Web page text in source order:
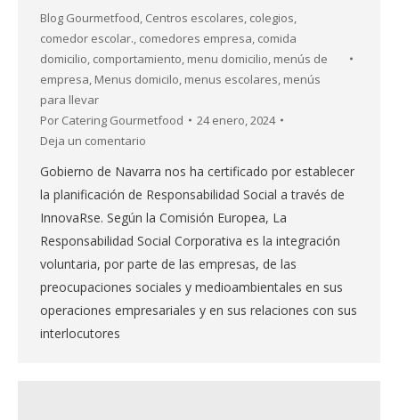
Blog Gourmetfood, Centros escolares, colegios,
comedor escolar., comedores empresa, comida
domicilio, comportamiento, menu domicilio, menús de
empresa, Menus domicilo, menus escolares, menús
para llevar
Por Catering Gourmetfood
24 enero, 2024
Deja un comentario
Gobierno de Navarra nos ha certificado por establecer
la planificación de Responsabilidad Social a través de
InnovaRse. Según la Comisión Europea, La
Responsabilidad Social Corporativa es la integración
voluntaria, por parte de las empresas, de las
preocupaciones sociales y medioambientales en sus
operaciones empresariales y en sus relaciones con sus
interlocutores